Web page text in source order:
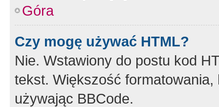
Góra
Czy mogę używać HTML?
Nie. Wstawiony do postu kod
tekst. Większość
używając BBCode.